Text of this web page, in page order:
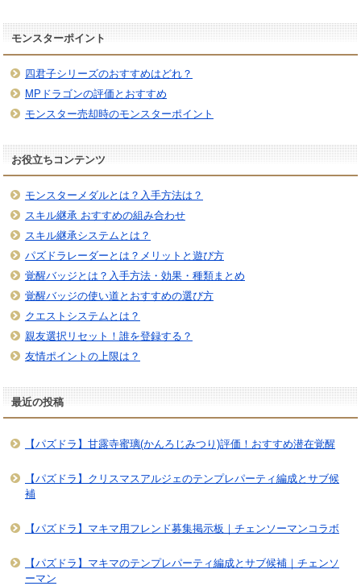
モンスターポイント
四君子シリーズのおすすめはどれ？
MPドラゴンの評価とおすすめ
モンスター売却時のモンスターポイント
お役立ちコンテンツ
モンスターメダルとは？入手方法は？
スキル継承 おすすめの組み合わせ
スキル継承システムとは？
パズドラレーダーとは？メリットと遊び方
覚醒バッジとは？入手方法・効果・種類まとめ
覚醒バッジの使い道とおすすめの選び方
クエストシステムとは？
親友選択リセット！誰を登録する？
友情ポイントの上限は？
最近の投稿
【パズドラ】甘露寺蜜璃(かんろじみつり)評価！おすすめ潜在覚醒
【パズドラ】クリスマスアルジェのテンプレパーティ編成とサブ候
補
【パズドラ】マキマ用フレンド募集掲示板｜チェンソーマンコラボ
【パズドラ】マキマのテンプレパーティ編成とサブ候補｜チェンソ
ーマン